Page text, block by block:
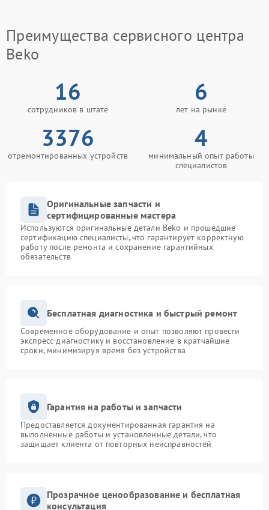
Преимущества сервисного центра
Beko
16
сотрудников в штате
6
лет на рынке
3376
отремонтированных устройств
4
минимальный опыт работы
специалистов
Оригинальные запчасти и
сертифицированные мастера
Используются оригинальные детали Beko и прошедшие
сертификацию специалисты, что гарантирует корректную
работу после ремонта и сохранение гарантийных
обязательств
Бесплатная диагностика и быстрый ремонт
Современное оборудование и опыт позволяют провести
экспресс-диагностику и восстановление в кратчайшие
сроки, минимизируя время без устройства
Гарантия на работы и запчасти
Предоставляется документированная гарантия на
выполненные работы и установленные детали, что
защищает клиента от повторных неисправностей
Прозрачное ценообразование и бесплатная
консультация